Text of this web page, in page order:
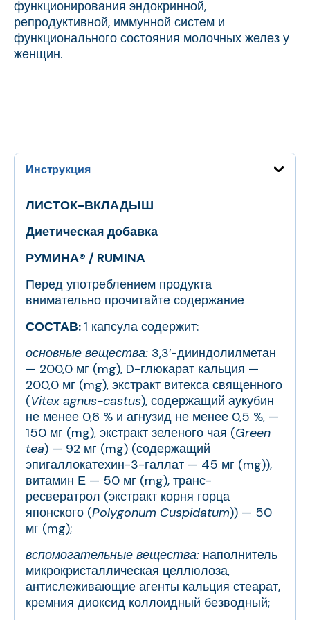
функционирования эндокринной,
репродуктивной, иммунной систем и
функционального состояния молочных желез у
женщин.
Инструкция
ЛИСТОК-ВКЛАДЫШ
Диетическая добавка
РУМИНА® / RUMINA
Перед употреблением продукта
внимательно прочитайте содержание
СОСТАВ: 1 капсула содержит:
основные вещества: 3,3′-дииндолилметан
— 200,0 мг (mg), D-глюкарат кальция —
200,0 мг (mg), экстракт витекса священного
(Vitex agnus-castus), содержащий аукубин
не менее 0,6 % и агнузид не менее 0,5 %, —
150 мг (mg), экстракт зеленого чая (Green
tea) — 92 мг (mg) (содержащий
эпигаллокатехин-3-галлат — 45 мг (mg)),
витамин Е — 50 мг (mg), транс-
ресвератрол (экстракт корня горца
японского (Polygonum Cuspidatum)) — 50
мг (mg);
вспомогательные вещества: наполнитель
микрокристаллическая целлюлоза,
антислеживающие агенты кальция стеарат,
кремния диоксид коллоидный безводный;